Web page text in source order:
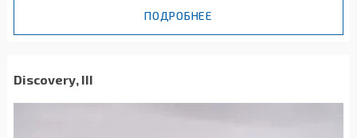
ПОДРОБНЕЕ
Discovery, III